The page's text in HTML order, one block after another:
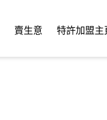
賣生意 特許加盟主